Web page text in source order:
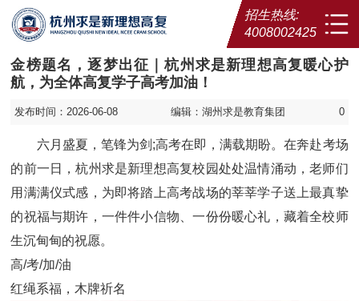
招生热线:
4008002425
金榜题名，逐梦出征｜杭州求是新理想高复暖心护
航，为全体高复学子高考加油！
发布时间：2026-06-08 编辑：湖州求是教育集团 0
六月盛夏，笔锋为剑;高考在即，满载期盼。在奔赴考场
的前一日，杭州求是新理想高复校园处处温情涌动，老师们
用满满仪式感，为即将踏上高考战场的莘莘学子送上最真挚
的祝福与期许，一件件小信物、一份份暖心礼，藏着全校师
生沉甸甸的祝愿。
高/考/加/油
红绳系福，木牌祈名